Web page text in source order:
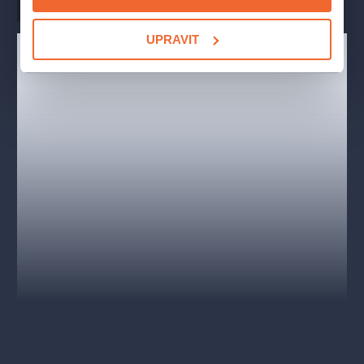
UPRAVIT
Je masopust. Všichni slaví a veselí se, jen Mařenka nemá příliš